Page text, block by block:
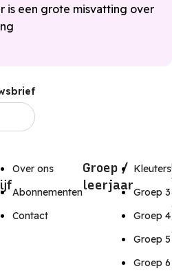
is een grote misvatting over
Over ons
Abonnementen
Contact
Groep /
leerjaar
Kleuters
Groep 3
Groep 4
Groep 5
Groep 6